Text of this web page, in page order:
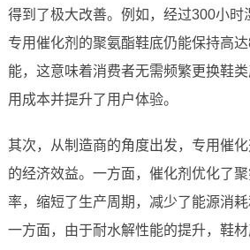
得到了极大改善。例如，经过300小时
专用催化剂的聚氨酯鞋底仍能保持高
能，这意味着消费者无需频繁更换鞋
用成本并提升了用户体验。
其次，从制造商的角度出发，专用催
的经济效益。一方面，催化剂优化了
率，缩短了生产周期，减少了能源消
一方面，由于耐水解性能的提升，鞋